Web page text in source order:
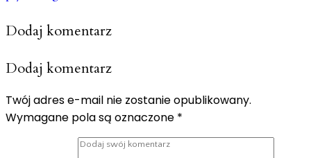
Dodaj komentarz
Dodaj komentarz
Twój adres e-mail nie zostanie opublikowany.
Wymagane pola są oznaczone *